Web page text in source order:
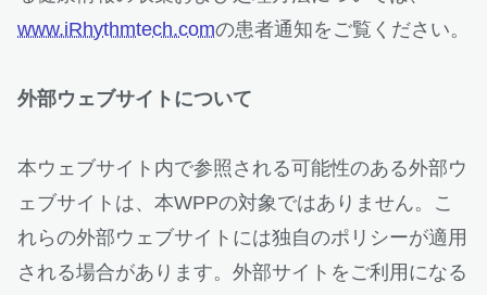
www.iRhythmtech.comの患者通知をご覧ください。
外部ウェブサイトについて
本ウェブサイト内で参照される可能性のある外部ウ
ェブサイトは、本WPPの対象ではありません。こ
れらの外部ウェブサイトには独自のポリシーが適用
される場合があります。外部サイトをご利用になる